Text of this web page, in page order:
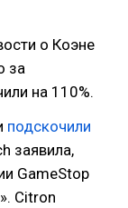
о Коэне
за
на 110%.
подскочили
заявила,
GameStop
Citron